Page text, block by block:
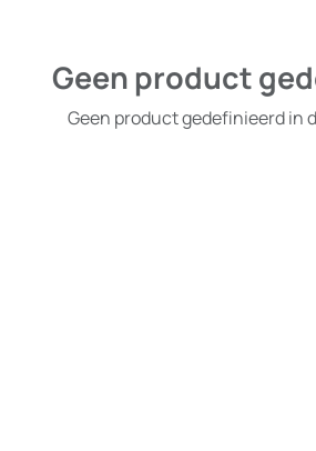
Geen product
Geen product gedefinieerd in